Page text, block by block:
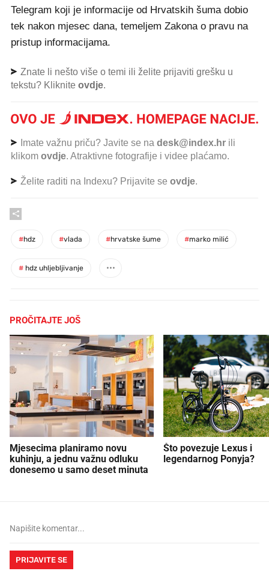
Telegram koji je informacije od Hrvatskih šuma dobio
tek nakon mjesec dana, temeljem Zakona o pravu na
pristup informacijama.
Znate li nešto više o temi ili želite prijaviti grešku u
tekstu? Kliknite ovdje.
Imate važnu priču? Javite se na desk@index.hr ili
klikom ovdje. Atraktivne fotografije i videe plaćamo.
Želite raditi na Indexu? Prijavite se ovdje.
#hdz #vlada #hrvatske šume #marko milić
# hdz uhljebljivanje
PROČITAJTE JOŠ
Mjesecima planiramo novu
kuhinju, a jednu važnu odluku
donesemo u samo deset minuta
Što povezuje Lexus i
legendarnog Ponyja?
PRIJAVITE SE